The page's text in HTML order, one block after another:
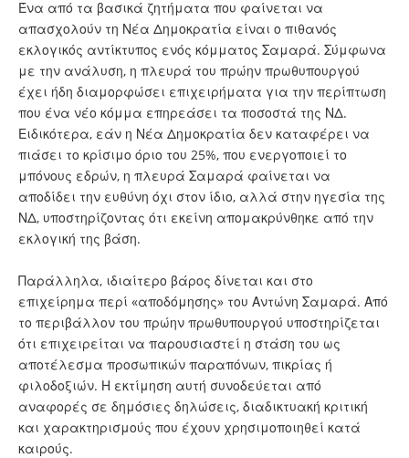
Ένα από τα βασικά ζητήματα που φαίνεται να
απασχολούν τη Νέα Δημοκρατία είναι ο πιθανός
εκλογικός αντίκτυπος ενός κόμματος Σαμαρά. Σύμφωνα
με την ανάλυση, η πλευρά του πρώην πρωθυπουργού
έχει ήδη διαμορφώσει επιχειρήματα για την περίπτωση
που ένα νέο κόμμα επηρεάσει τα ποσοστά της ΝΔ.
Ειδικότερα, εάν η Νέα Δημοκρατία δεν καταφέρει να
πιάσει το κρίσιμο όριο του 25%, που ενεργοποιεί το
μπόνους εδρών, η πλευρά Σαμαρά φαίνεται να
αποδίδει την ευθύνη όχι στον ίδιο, αλλά στην ηγεσία της
ΝΔ, υποστηρίζοντας ότι εκείνη απομακρύνθηκε από την
εκλογική της βάση.
Παράλληλα, ιδιαίτερο βάρος δίνεται και στο
επιχείρημα περί «αποδόμησης» του Αντώνη Σαμαρά. Από
το περιβάλλον του πρώην πρωθυπουργού υποστηρίζεται
ότι επιχειρείται να παρουσιαστεί η στάση του ως
αποτέλεσμα προσωπικών παραπόνων, πικρίας ή
φιλοδοξιών. Η εκτίμηση αυτή συνοδεύεται από
αναφορές σε δημόσιες δηλώσεις, διαδικτυακή κριτική
και χαρακτηρισμούς που έχουν χρησιμοποιηθεί κατά
καιρούς.